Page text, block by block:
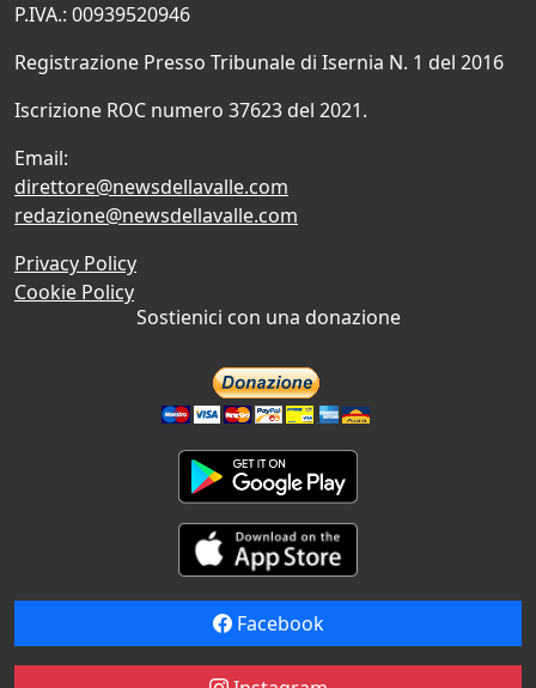
P.IVA.: 00939520946
Registrazione Presso Tribunale di Isernia N. 1 del 2016
Iscrizione ROC numero 37623 del 2021.
Email:
direttore@newsdellavalle.com
redazione@newsdellavalle.com
Privacy Policy
Cookie Policy
Sostienici con una donazione
Facebook